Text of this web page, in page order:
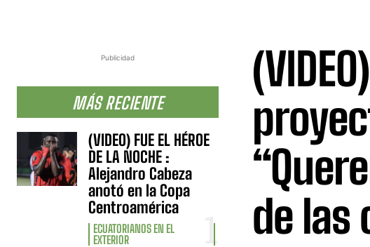
Publicidad
MÁS RECIENTE
(VIDEO) FUE EL HÉROE
DE LA NOCHE :
Alejandro Cabeza
anotó en la Copa
Centroamérica
ECUATORIANOS EN EL
EXTERIOR
de las